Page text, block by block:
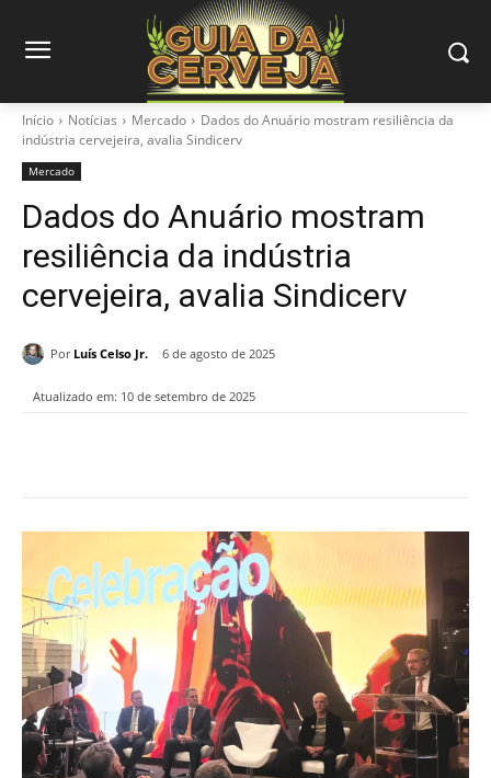
Início Notícias Mercado
Dados do Anuário mostram resiliência da
indústria cervejeira, avalia Sindicerv
Mercado
Dados do Anuário mostram
resiliência da indústria
cervejeira, avalia Sindicerv
Por Luís Celso Jr. 6 de agosto de 2025
Atualizado em: 10 de setembro de 2025